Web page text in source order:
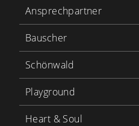
Ansprechpartner
Bauscher
Schönwald
Playground
Heart & Soul